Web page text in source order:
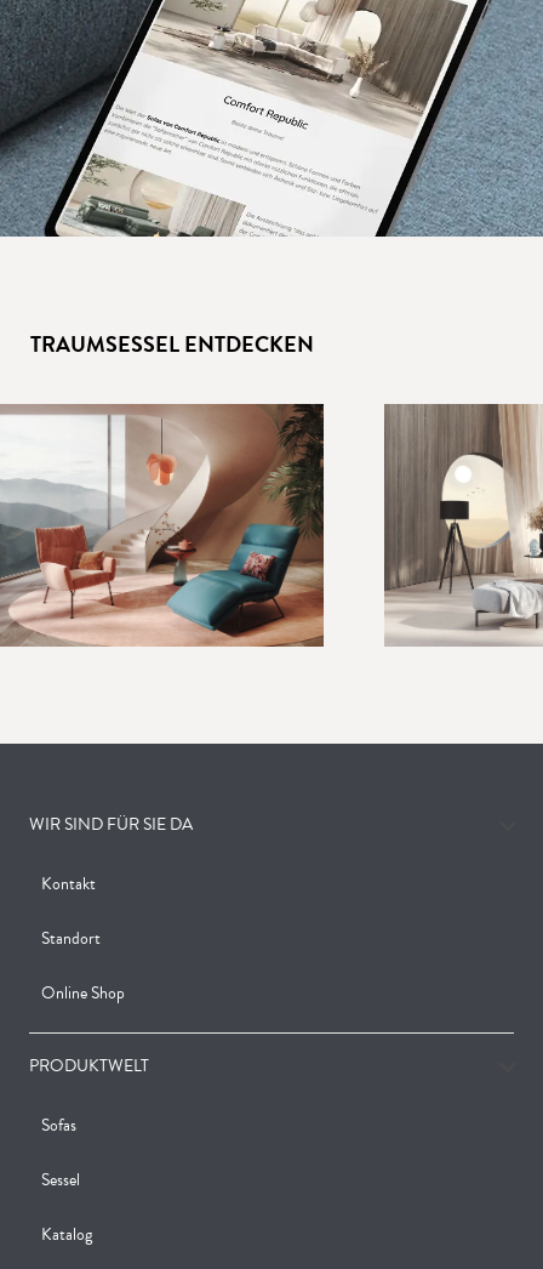
TRAUMSESSEL ENTDECKEN
WIR SIND FÜR SIE DA
Kontakt
Standort
Online Shop
PRODUKTWELT
Sofas
Sessel
Katalog